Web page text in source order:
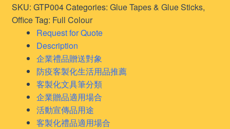
SKU: GTP004Categories: Glue Tapes & Glue Sticks,
OfficeTag: Full Colour
Request for Quote
Description
企業禮品贈送對象
防疫客製化生活用品推薦
客製化文具筆分類
企業贈品適用場合
活動宣傳品用途
客製化禮品適用場合